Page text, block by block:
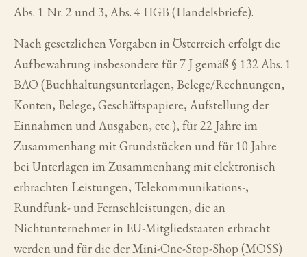
Abs. 1 Nr. 2 und 3, Abs. 4 HGB (Handelsbriefe).
Nach gesetzlichen Vorgaben in Österreich erfolgt die
Aufbewahrung insbesondere für 7 J gemäß § 132 Abs. 1
BAO (Buchhaltungsunterlagen, Belege/Rechnungen,
Konten, Belege, Geschäftspapiere, Aufstellung der
Einnahmen und Ausgaben, etc.), für 22 Jahre im
Zusammenhang mit Grundstücken und für 10 Jahre
bei Unterlagen im Zusammenhang mit elektronisch
erbrachten Leistungen, Telekommunikations-,
Rundfunk- und Fernsehleistungen, die an
Nichtunternehmer in EU-Mitgliedstaaten erbracht
werden und für die der Mini-One-Stop-Shop (MOSS)